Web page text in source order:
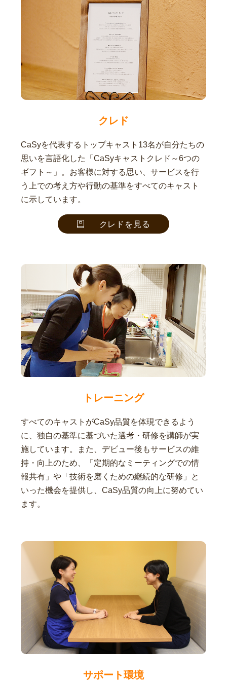
クレド
CaSyを代表するトップキャスト13名が自分たちの
思いを言語化した「CaSyキャストクレド～6つの
ギフト～」。お客様に対する思い、サービスを行
う上での考え方や行動の基準をすべてのキャスト
に示しています。
クレドを見る
トレーニング
すべてのキャストがCaSy品質を体現できるよう
に、独自の基準に基づいた選考・研修を講師が実
施しています。また、デビュー後もサービスの維
持・向上のため、「定期的なミーティングでの情
報共有」や「技術を磨くための継続的な研修」と
いった機会を提供し、CaSy品質の向上に努めてい
ます。
サポート環境